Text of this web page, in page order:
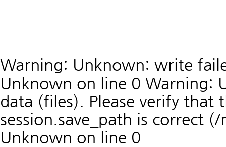
Warning: Unknown: write
Unknown on line 0 Warning:
data (files). Please verify that
session.save_path is correct
Unknown on line 0